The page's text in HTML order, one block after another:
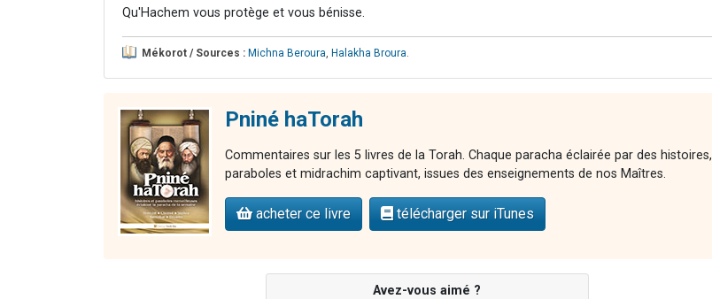
Qu'Hachem vous protège et vous bénisse.
Mékorot / Sources : Michna Beroura Halakha Broura
Pniné haTorah
Commentaires sur les 5 livres de la Torah. Chaque paracha éclairée par des histoires,
paraboles et midrachim captivant, issues des enseignements de nos Maîtres.
acheter ce livre télécharger sur iTunes
Avez-vous aimé ?